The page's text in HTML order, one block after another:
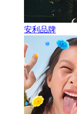
安利品牌